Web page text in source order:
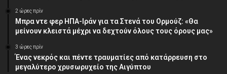
2 ώρες πρίν
Μπρα ντε φερ ΗΠΑ-Ιράν για τα Στενά του Ορμούζ: «Θα
μείνουν κλειστά μέχρι να δεχτούν όλους τους όρους μας»
3 ώρες πρίν
Ένας νεκρός και πέντε τραυματίες από κατάρρευση στο
μεγαλύτερο χρυσωρυχείο της Αιγύπτου